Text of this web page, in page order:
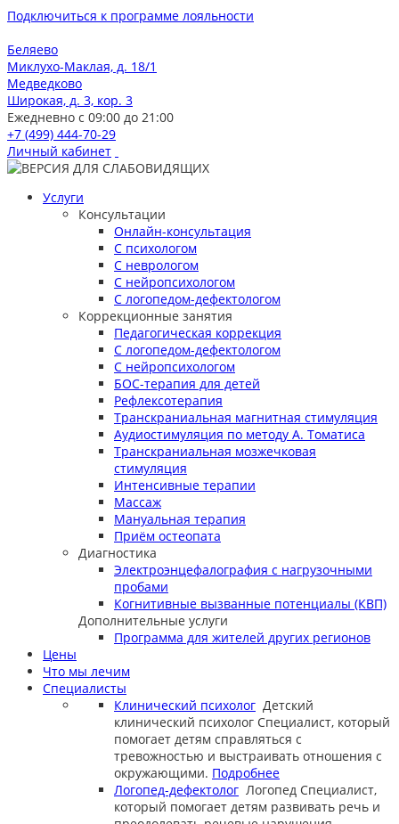
Подключиться к программе лояльности
Беляево
Миклухо-Маклая, д. 18/1
Медведково
Широкая, д. 3, кор. 3
Ежедневно с 09:00 до 21:00
+7 (499) 444-70-29
Личный кабинет
Услуги
Консультации
Онлайн-консультация
С психологом
С неврологом
С нейропсихологом
С логопедом-дефектологом
Коррекционные занятия
Педагогическая коррекция
С логопедом-дефектологом
С нейропсихологом
БОС-терапия для детей
Рефлексотерапия
Транскраниальная магнитная стимуляция
Аудиостимуляция по методу А. Томатиса
Транскраниальная мозжечковая
стимуляция
Интенсивные терапии
Массаж
Мануальная терапия
Приём остеопата
Диагностика
Электроэнцефалография с нагрузочными
пробами
Когнитивные вызванные потенциалы (КВП)
Дополнительные услуги
Программа для жителей других регионов
Цены
Что мы лечим
Специалисты
Клинический психолог Детский
клинический психолог Специалист, который
помогает детям справляться с
тревожностью и выстраивать отношения с
окружающими. Подробнее
Логопед-дефектолог Логопед Специалист,
который помогает детям развивать речь и